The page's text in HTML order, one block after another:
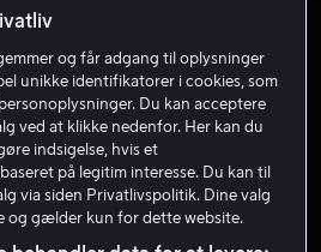
Filmen
Børnefilm 2018
1 t. 20 min
og får adgang til oplysninger
unikke identifikatorer i cookies, som
Du kan acceptere
ved at klikke nedenfor. Her kan du
indsigelse, hvis et
på legitim interesse. Du kan til
via siden Privatlivspolitik. Dine valg
og gælder kun for dette website.